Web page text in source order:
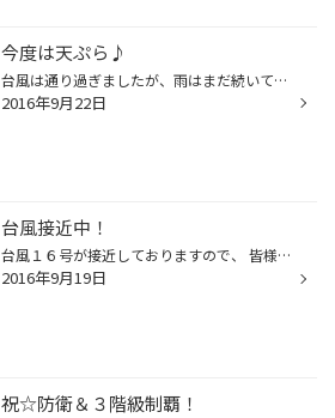
今度は天ぷら♪
台風は通り過ぎましたが、雨はまだ続いていますね。 当店の【雨の日フェア】は９月３０日までとなっております！ 雨の日のご購入で普段よりお得に、お買い物が出来ちゃいますので 是非、ご来店下さい！ どうも、田邉です！ 先日のお休みは台風通過の翌日ということで、 あいにくのお天気でしたが、...
2016年9月22日
台風接近中！
台風１６号が接近しておりますので、 皆様、十分注意して下さいね！ さて今回は、ダイハツのタントにアルミセットを装着させて頂きました(^^♪ もともと、純正のスチールホイール【鉄製】の１３インチを装着されていたのですが、 今回は１インチアップの１４インチのアルミホイールを選んで頂きまし...
2016年9月19日
祝☆防衛＆３階級制覇！